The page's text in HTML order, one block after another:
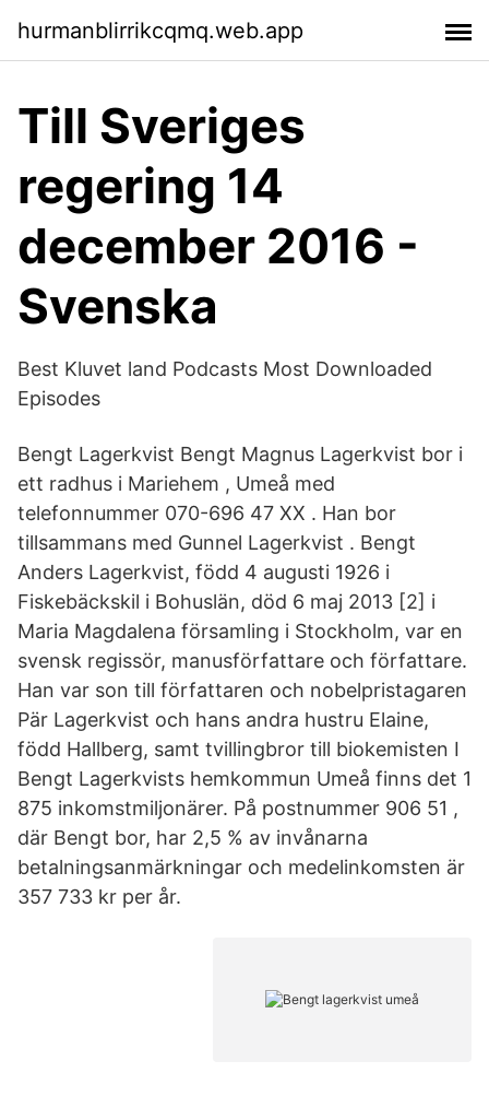
hurmanblirrikcqmq.web.app
Till Sveriges
regering 14
december 2016 -
Svenska
Best Kluvet land Podcasts Most Downloaded
Episodes
Bengt Lagerkvist Bengt Magnus Lagerkvist bor i
ett radhus i Mariehem , Umeå med
telefonnummer 070-696 47 XX . Han bor
tillsammans med Gunnel Lagerkvist . Bengt
Anders Lagerkvist, född 4 augusti 1926 i
Fiskebäckskil i Bohuslän, död 6 maj 2013 [2] i
Maria Magdalena församling i Stockholm, var en
svensk regissör, manusförfattare och författare.
Han var son till författaren och nobelpristagaren
Pär Lagerkvist och hans andra hustru Elaine,
född Hallberg, samt tvillingbror till biokemisten I
Bengt Lagerkvists hemkommun Umeå finns det 1
875 inkomstmiljonärer. På postnummer 906 51 ,
där Bengt bor, har 2,5 % av invånarna
betalningsanmärkningar och medelinkomsten är
357 733 kr per år.